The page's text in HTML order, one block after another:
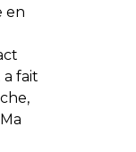
en
fait